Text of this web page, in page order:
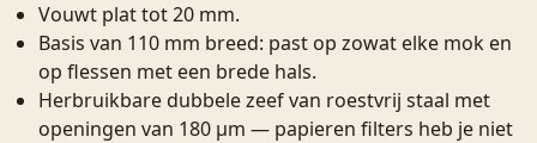
Vouwt plat tot 20 mm.
Basis van 110 mm breed: past op zowat elke mok en
op flessen met een brede hals.
Herbruikbare dubbele zeef van roestvrij staal met
openingen van 180 µm — papieren filters heb je niet